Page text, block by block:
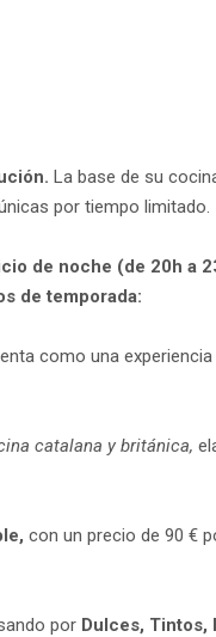
La base de su
por tiempo limitado.
de noche (de 20h a
de temporada:
como una
catalana y británica,
con un precio de 90 €
por Dulces, Tintos,